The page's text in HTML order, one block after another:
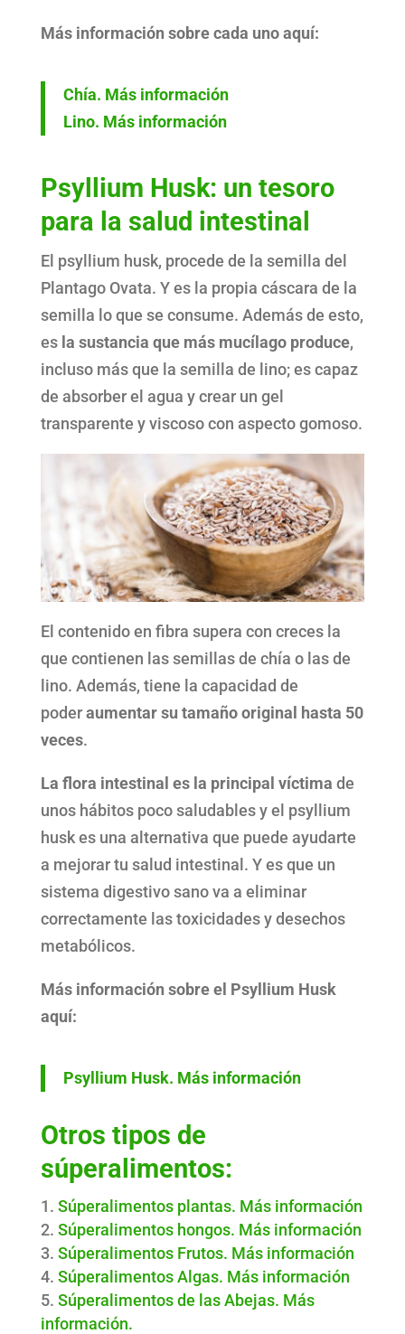
Más información sobre cada uno aquí:
Chía. Más información
Lino. Más información
Psyllium Husk: un tesoro
para la salud intestinal
El psyllium husk, procede de la semilla del
Plantago Ovata. Y es la propia cáscara de la
semilla lo que se consume. Además de esto,
es la sustancia que más mucílago produce,
incluso más que la semilla de lino; es capaz
de absorber el agua y crear un gel
transparente y viscoso con aspecto gomoso.
El contenido en fibra supera con creces la
que contienen las semillas de chía o las de
lino. Además, tiene la capacidad de
poderaumentar su tamaño original hasta 50
veces.
La flora intestinal es la principal víctima de
unos hábitos poco saludables y el psyllium
husk es una alternativa que puede ayudarte
a mejorar tu salud intestinal. Y es que un
sistema digestivo sano va a eliminar
correctamente las toxicidades y desechos
metabólicos.
Más información sobre el Psyllium Husk
aquí:
Psyllium Husk. Más información
Otros tipos de
súperalimentos:
Súperalimentos plantas. Más información
Súperalimentos hongos. Más información
Súperalimentos Frutos. Más información
Súperalimentos Algas. Más información
Súperalimentos de las Abejas. Más
información.